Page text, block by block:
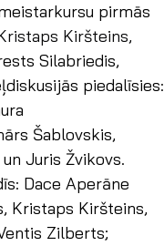
pirmās
Kiršteins,
Silabriedis,
piedalīsies:
Šablovskis,
Juris Žvikovs.
Dace Aperāne
Kristaps Kiršteins,
Zilberts;